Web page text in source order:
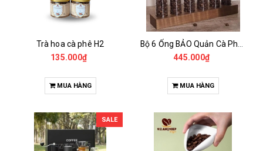
Trà hoa cà phê H2
135.000₫
MUA HÀNG
445.000₫
MUA HÀNG
SALE